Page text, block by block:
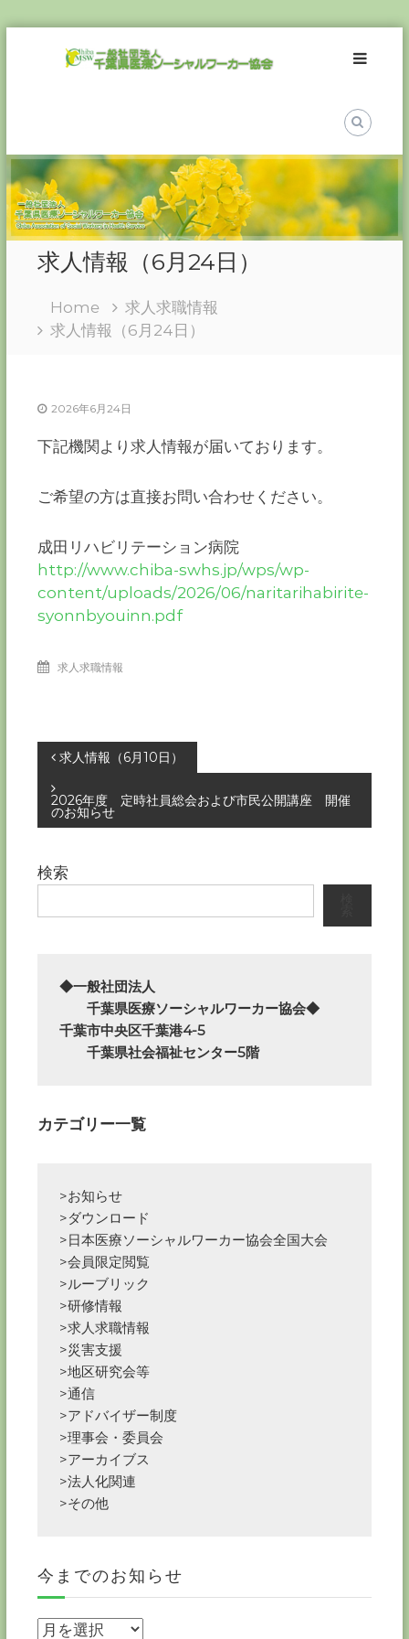
一
般
人
千
葉
県
医
療
ー
シ
カ
協
会
つ
ぐ
つ
く
る
葉
の
求人情報（6月24日）
Home
求人求職情報
求人情報（6月24日）
2026年6月24日
下記機関より求人情報が届いております。
ご希望の方は直接お問い合わせください。
成田リハビリテーション病院
http://www.chiba-swhs.jp/wps/wp-
content/uploads/2026/06/naritarihabirite-
syonnbyouinn.pdf
求人求職情報
投
稿
ビ
ゲ
求人情報（6月10日）
2026年度 定時社員総会および市民公開講座 開催
のお知らせ
検索
◆一般社団法人
千葉県医療ソーシャルワーカー協会◆
千葉市中央区千葉港4-5
千葉県社会福祉センター5階
カテゴリー一覧
>お知らせ
>ダウンロード
>日本医療ソーシャルワーカー協会全国大会
>会員限定閲覧
>ルーブリック
>研修情報
>求人求職情報
>災害支援
>地区研究会等
>通信
>アドバイザー制度
>理事会・委員会
>アーカイブス
>法人化関連
>その他
今までのお知らせ
今